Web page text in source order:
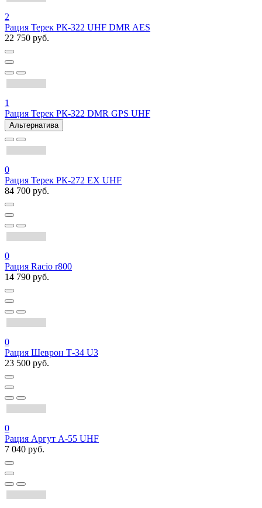
2
Рация Терек РК-322 UHF DMR AES
22 750 руб.
1
Рация Терек РК-322 DMR GPS UHF
Альтернатива
0
Рация Терек РК-272 EX UHF
84 700 руб.
0
Рация Racio r800
14 790 руб.
0
Рация Шеврон Т-34 U3
23 500 руб.
0
Рация Аргут А-55 UHF
7 040 руб.